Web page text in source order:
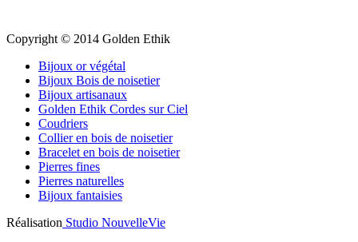
Copyright © 2014 Golden Ethik
Bijoux or végétal
Bijoux Bois de noisetier
Bijoux artisanaux
Golden Ethik Cordes sur Ciel
Coudriers
Collier en bois de noisetier
Bracelet en bois de noisetier
Pierres fines
Pierres naturelles
Bijoux fantaisies
Réalisation Studio NouvelleVie